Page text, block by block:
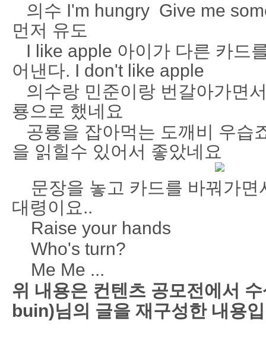
의수 I'm hungry Give me
먼저 유도
I like apple 아이가 다른 카드
어낸다. I don't like apple
의수랑 민준이랑 번갈아가면
룡으로 했네요
공룡을 잡아먹는 도깨비 우습
을 읽힐수 있어서 좋았네요
문장을 놓고 카드를 바꿔가면
대령이요..
Raise your hands
Who's turn?
Me Me ...
위 내용은 컨텐츠 공모전에서
buin)님의 글을 재구성한 내용